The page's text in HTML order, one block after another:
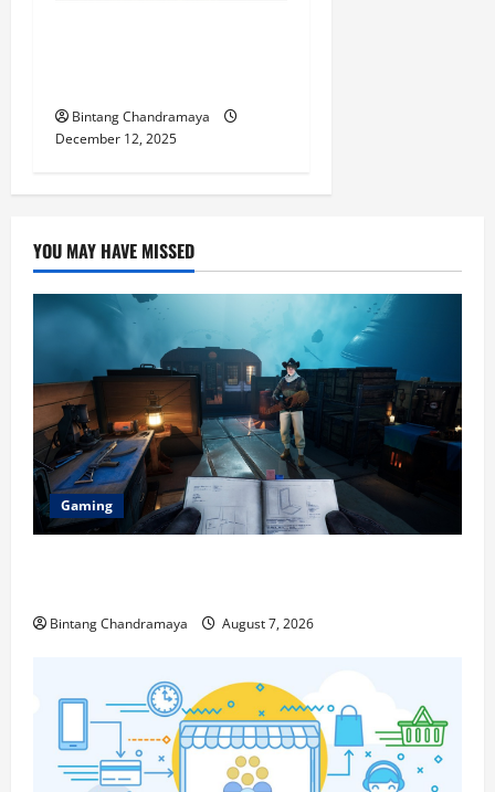
Bintang Chandramaya
December 12, 2025
YOU MAY HAVE MISSED
Gaming
Bintang Chandramaya August 7, 2026